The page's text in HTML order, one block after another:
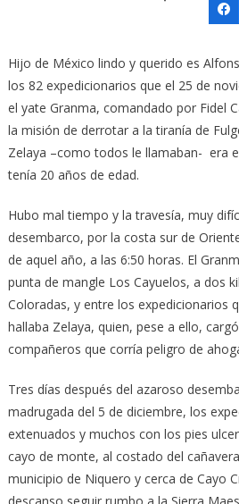
Hijo de México lindo y querido es
los 82 expedicionarios que el 25 de
el yate Granma, comandado por Fidel
la misión de derrotar a la tiranía de
Zelaya –como todos le llamaban- era
tenía 20 años de edad.
Hubo mal tiempo y la travesía, muy
desembarco, por la costa sur de
de aquel año, a las 6:50 horas. El
punta de mangle Los Cayuelos, a dos
Coloradas, y entre los expedicionarios
hallaba Zelaya, quien, pese a ello,
compañeros que corría peligro de
Tres días después del azaroso
madrugada del 5 de diciembre, los
extenuados y muchos con los pies
cayo de monte, al costado del
municipio de Niquero y cerca de Cayo
descanso seguir rumbo a la Sierra